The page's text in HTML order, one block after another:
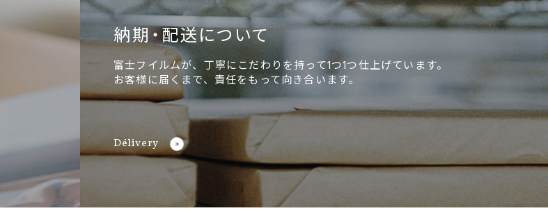
納期・配送について
富士フイルムが、丁寧にこだわりを持って1つ1つ仕上げています。
お客様に届くまで、責任をもって向き合います。
Delivery